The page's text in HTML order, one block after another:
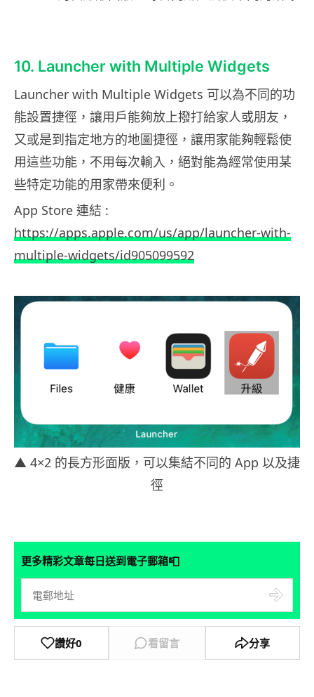
10. Launcher with Multiple Widgets
Launcher with Multiple Widgets 可以為不同的功
能設置捷徑，讓用戶能夠放上撥打給家人或朋友，
又或是到指定地方的地圖捷徑，讓用家能夠輕鬆使
用這些功能，不用每次輸入，絕對能為經常使用某
些特定功能的用家帶來便利。
App Store 連結 :
https://apps.apple.com/us/app/launcher-with-
multiple-widgets/id905099592
▲ 4×2 的長方形面版，可以集結不同的 App 以及捷
徑
更多精彩文章每日送到電子郵箱📮
讚好0 看留言 分享